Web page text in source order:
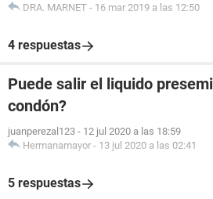
DRA. MARNET - 16 mar 2019 a las 12:50
4 respuestas
Puede salir el liquido
condón?
juanperezal123 - 12 jul 2020 a las 18:59
Hermanamayor - 13 jul 2020 a las 02:41
5 respuestas